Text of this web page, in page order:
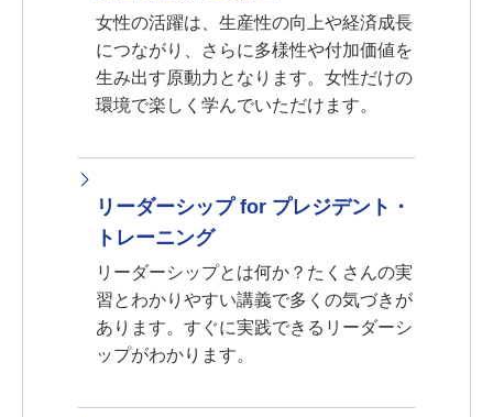
女性の活躍は、生産性の向上や経済成長
につながり、さらに多様性や付加価値を
生み出す原動力となります。女性だけの
環境で楽しく学んでいただけます。
リーダーシップ for プレジデント・
トレーニング
リーダーシップとは何か？たくさんの実
習とわかりやすい講義で多くの気づきが
あります。すぐに実践できるリーダーシ
ップがわかります。